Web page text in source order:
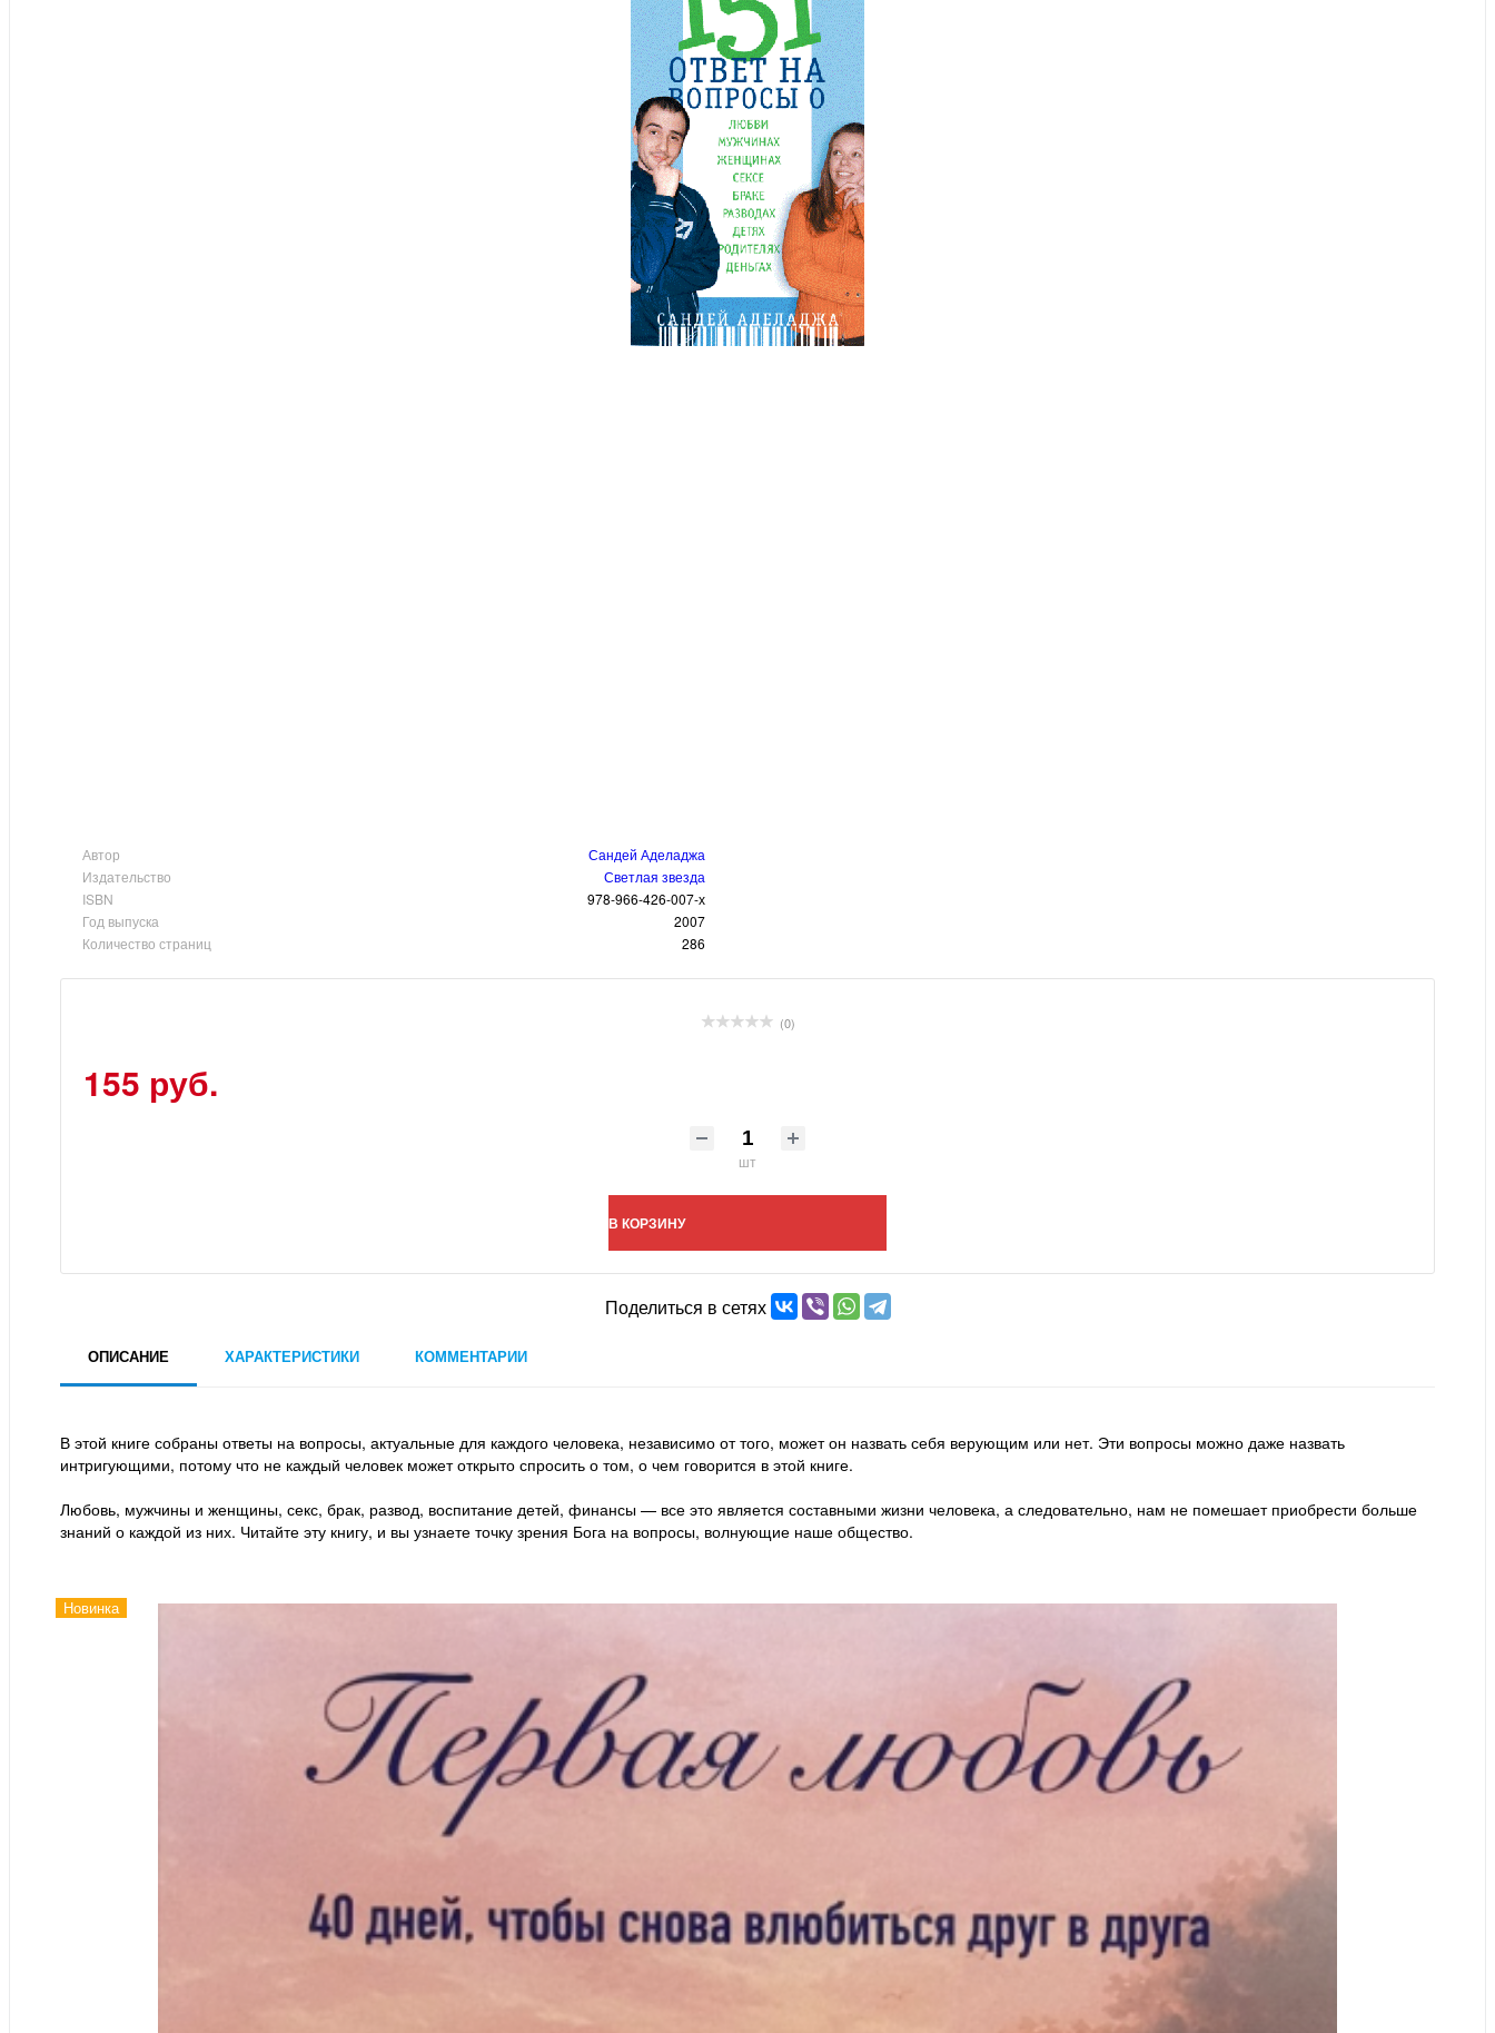
Автор
Сандей Аделаджа
Издательство
Светлая звезда
ISBN
978-966-426-007-х
Год выпуска
2007
Количество страниц
286
(0)
155 руб.
шт
В КОРЗИНУ
Поделиться в сетях
ОПИСАНИЕ ХАРАКТЕРИСТИКИ КОММЕНТАРИИ
В этой книге собраны ответы на вопросы, актуальные для каждого человека, независимо от того, может он назвать себя верующим или нет. Эти вопросы можно даже назвать
интригующими, потому что не каждый человек может открыто спросить о том, о чем говорится в этой книге.
Любовь, мужчины и женщины, секс, брак, развод, воспитание детей, финансы — все это является составными жизни человека, а следовательно, нам не помешает приобрести больше
знаний о каждой из них. Читайте эту книгу, и вы узнаете точку зрения Бога на вопросы, волнующие наше общество.
Новинка